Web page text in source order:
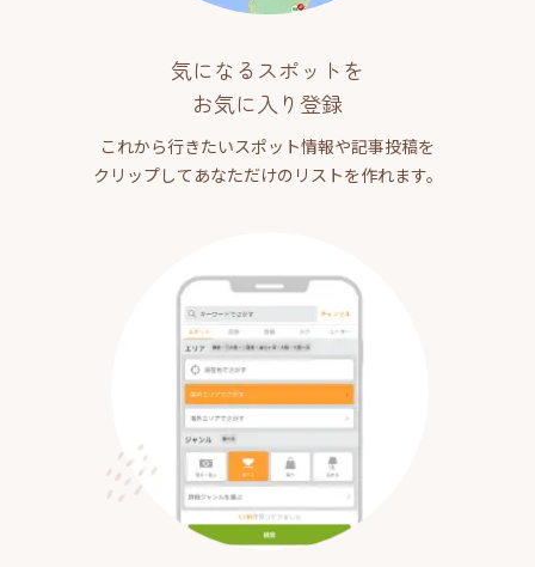
気になるスポットを
お気に入り登録
これから行きたいスポット情報や記事投稿を
クリップしてあなただけのリストを作れます。